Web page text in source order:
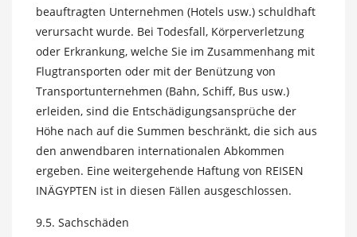
beauftragten Unternehmen (Hotels usw.) schuldhaft
verursacht wurde. Bei Todesfall, Körperverletzung
oder Erkrankung, welche Sie im Zusammenhang mit
Flugtransporten oder mit der Benützung von
Transportunternehmen (Bahn, Schiff, Bus usw.)
erleiden, sind die Entschädigungsansprüche der
Höhe nach auf die Summen beschränkt, die sich aus
den anwendbaren internationalen Abkommen
ergeben. Eine weitergehende Haftung von REISEN
INÄGYPTEN ist in diesen Fällen ausgeschlossen.
9.5. Sachschäden